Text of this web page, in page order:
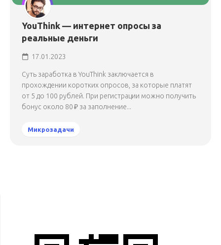
YouThink — интернет опросы за
реальные деньги
17.01.2023
Суть заработка в YouThink заключается в
прохождении коротких опросов, за которые платят
от 5 до 100 рублей. При регистрации можно получить
бонус около 80 ₽ за заполнение...
Микрозадачи